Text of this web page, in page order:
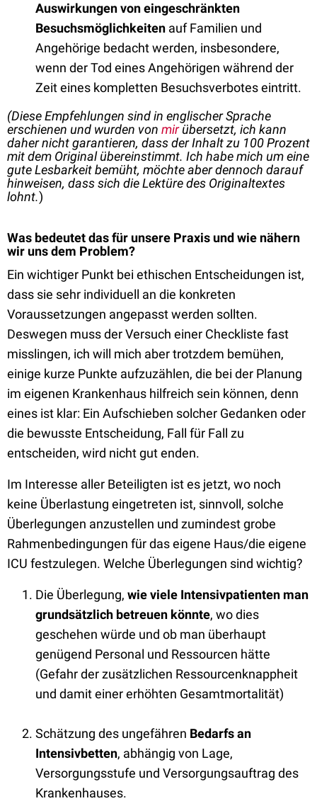
Auswirkungen von eingeschränkten
Besuchsmöglichkeiten auf Familien und
Angehörige bedacht werden, insbesondere,
wenn der Tod eines Angehörigen während der
Zeit eines kompletten Besuchsverbotes eintritt.
(Diese Empfehlungen sind in englischer Sprache
erschienen und wurden von mirübersetzt, ich kann
daher nicht garantieren, dass der Inhalt zu 100 Prozent
mit dem Original übereinstimmt. Ich habe mich um eine
gute Lesbarkeit bemüht, möchte aber dennoch darauf
hinweisen, dass sich die Lektüre des Originaltextes
lohnt.)
Was bedeutet das für unsere Praxis und wie nähern
wir uns dem Problem?
Ein wichtiger Punkt bei ethischen Entscheidungen ist,
dass sie sehr individuell an die konkreten
Voraussetzungen angepasst werden sollten.
Deswegen muss der Versuch einer Checkliste fast
misslingen, ich will mich aber trotzdem bemühen,
einige kurze Punkte aufzuzählen, die bei der Planung
im eigenen Krankenhaus hilfreich sein können, denn
eines ist klar: Ein Aufschieben solcher Gedanken oder
die bewusste Entscheidung, Fall für Fall zu
entscheiden, wird nicht gut enden.
Im Interesse aller Beteiligten ist es jetzt, wo noch
keine Überlastung eingetreten ist, sinnvoll, solche
Überlegungen anzustellen und zumindest grobe
Rahmenbedingungen für das eigene Haus/die eigene
ICU festzulegen. Welche Überlegungen sind wichtig?
Die Überlegung, wie viele Intensivpatienten man
grundsätzlich betreuen könnte, wo dies
geschehen würde und ob man überhaupt
genügend Personal und Ressourcen hätte
(Gefahr der zusätzlichen Ressourcenknappheit
und damit einer erhöhten Gesamtmortalität)
Schätzung des ungefähren Bedarfs an
Intensivbetten, abhängig von Lage,
Versorgungsstufe und Versorgungsauftrag des
Krankenhauses.